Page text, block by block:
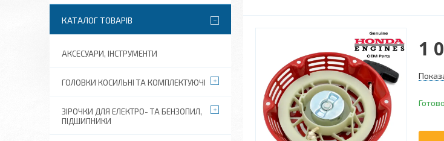
1
КАТАЛОГ ТОВАРІВ
АКСЕСУАРИ, ІНСТРУМЕНТИ
ГОЛОВКИ КОСИЛЬНІ ТА КОМПЛЕКТУЮЧІ
ЗІРОЧКИ ДЛЯ ЕЛЕКТРО- ТА БЕНЗОПИЛ,
ПІДШИПНИКИ